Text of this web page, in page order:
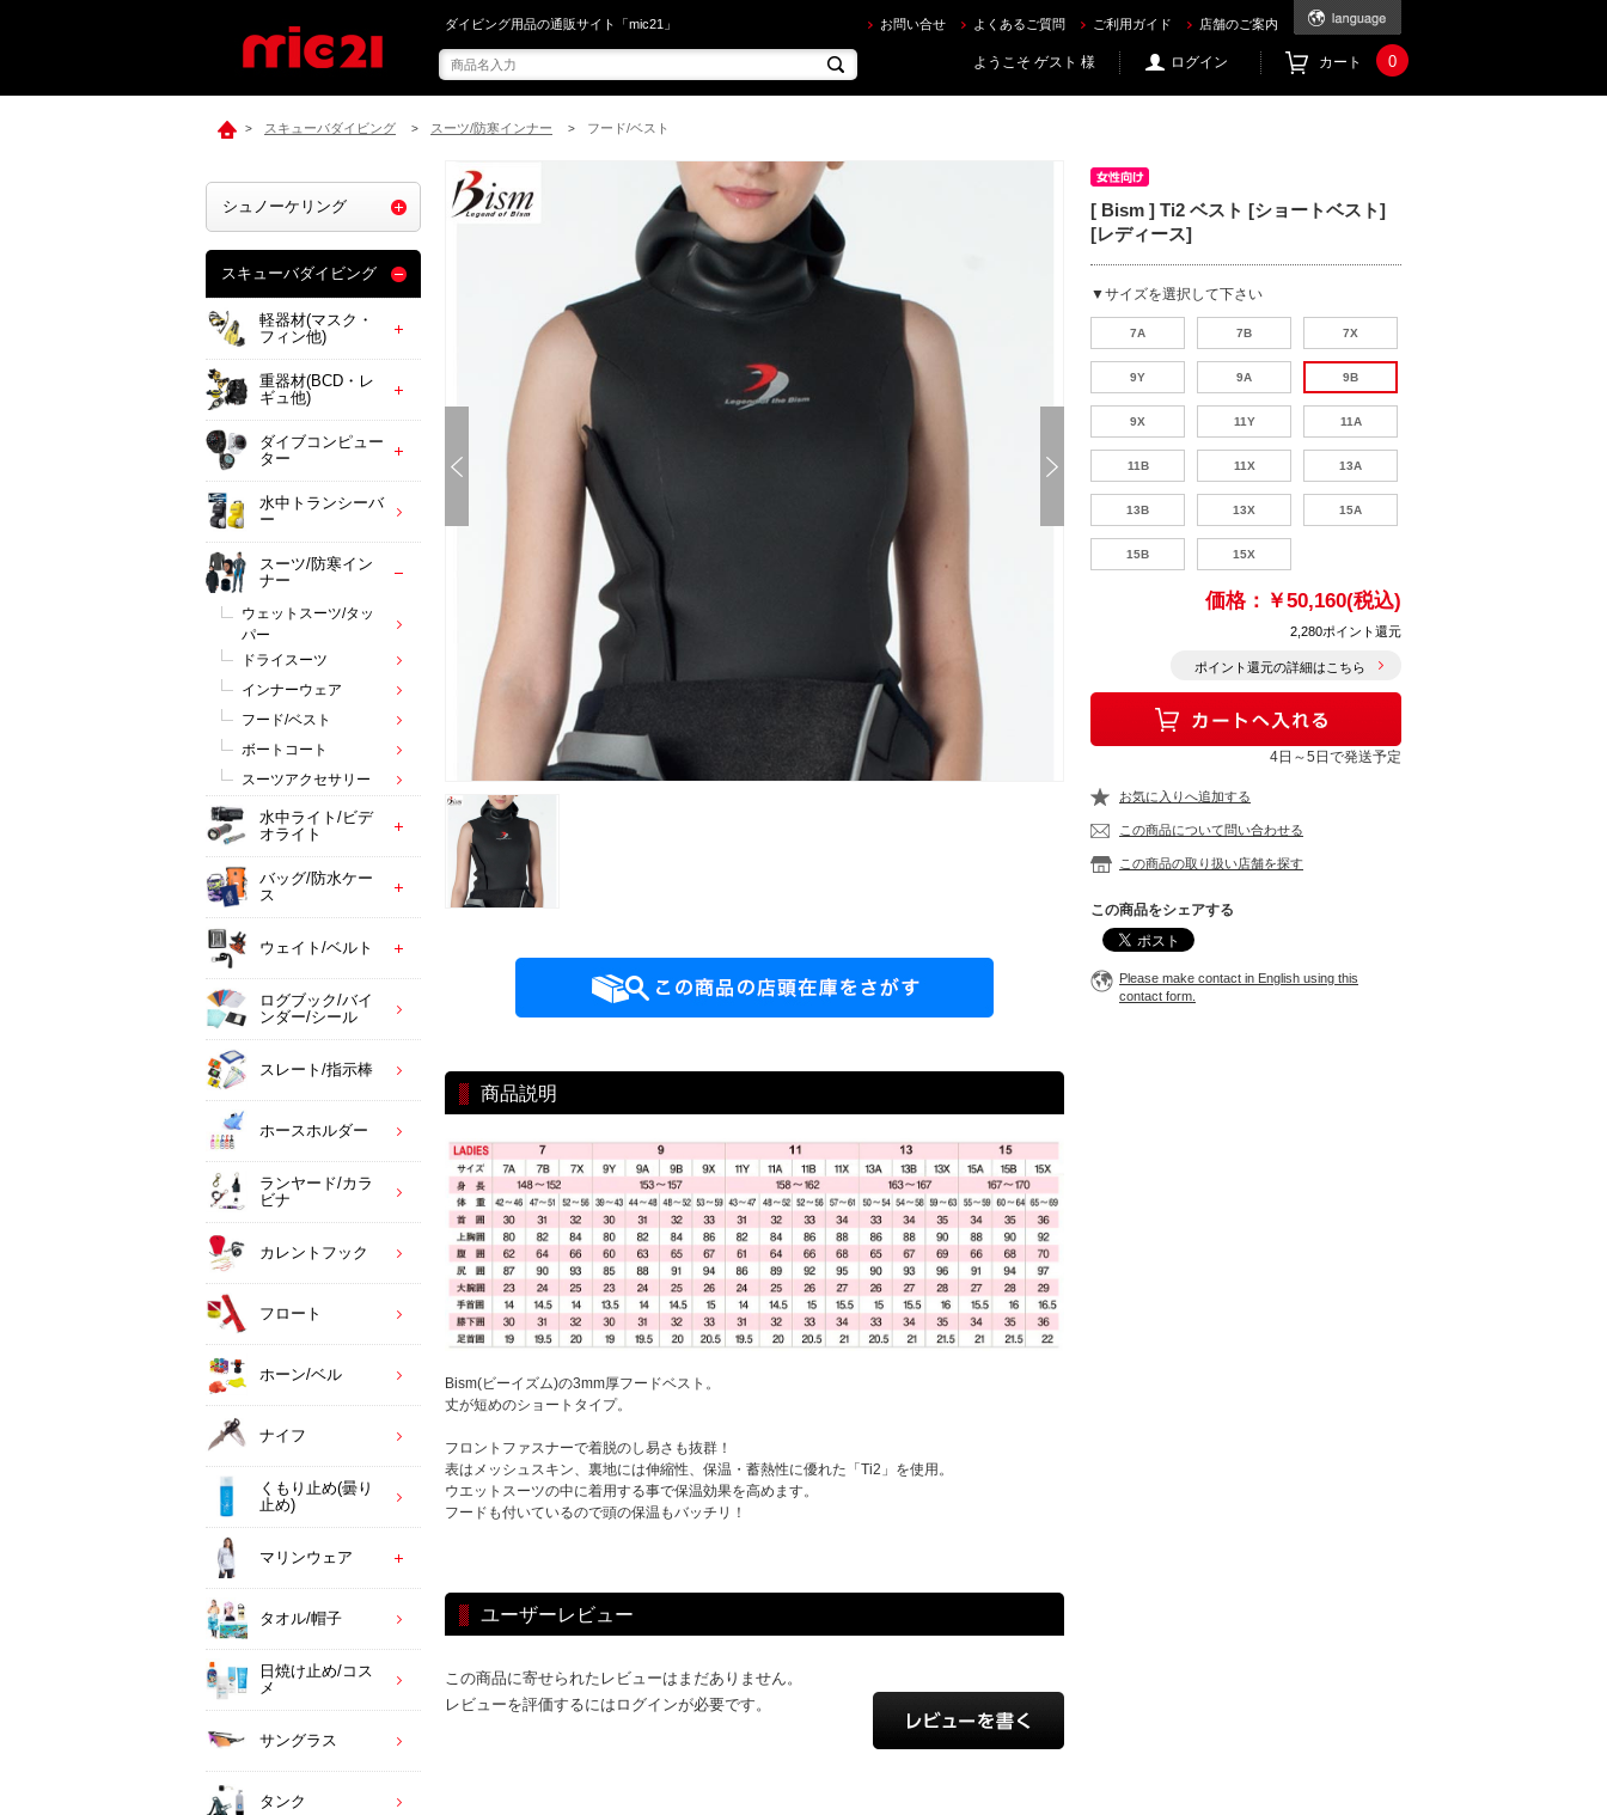
mic21で[ Bism ] Ti2 ベスト [ショートベスト] [レディース] を買うならec.mic21.com
ダイビング用品の通販サイト「mic21」 お問い合せ よくあるご質問 ご利用ガイド 店舗のご案内
ようこそ ゲスト 様 ログイン カート 0
> スキューバダイビング > スーツ/防寒インナー > フード/ベスト
商品説明
Bism(ビーイズム)の3mm厚フードベスト。
丈が短めのショートタイプ。
フロントファスナーで着脱のし易さも抜群！
表はメッシュスキン、裏地には伸縮性、保温・蓄熱性に優れた「Ti2」を使用。
ウエットスーツの中に着用する事で保温効果を高めます。
フードも付いているので頭の保温もバッチリ！
ユーザーレビュー
この商品に寄せられたレビューはまだありません。
レビューを評価するにはログインが必要です。
[ Bism ] Ti2 ベスト [ショートベスト]
[レディース]
▼サイズを選択して下さい
7A 7B 7X
9Y 9A 9B
9X 11Y 11A
11B 11X 13A
13B 13X 15A
15B 15X
価格： ￥50,160(税込)
2,280ポイント還元
ポイント還元の詳細はこちら
4日～5日で発送予定
お気に入りへ追加する
この商品について問い合わせる
この商品の取り扱い店舗を探す
この商品をシェアする
Please make contact in English using this
contact form.
シュノーケリング
スキューバダイビング
軽器材(マスク・
フィン他)
重器材(BCD・レ
ギュ他)
ダイブコンピュー
ター
水中トランシーバ
ー
スーツ/防寒イン
ナー
ウェットスーツ/タッ
パー
ドライスーツ
インナーウェア
フード/ベスト
ボートコート
スーツアクセサリー
水中ライト/ビデ
オライト
バッグ/防水ケー
ス
ウェイト/ベルト
ログブック/バイ
ンダー/シール
スレート/指示棒
ホースホルダー
ランヤード/カラ
ビナ
カレントフック
フロート
ホーン/ベル
ナイフ
くもり止め(曇り
止め)
マリンウェア
タオル/帽子
日焼け止め/コス
メ
サングラス
タンク